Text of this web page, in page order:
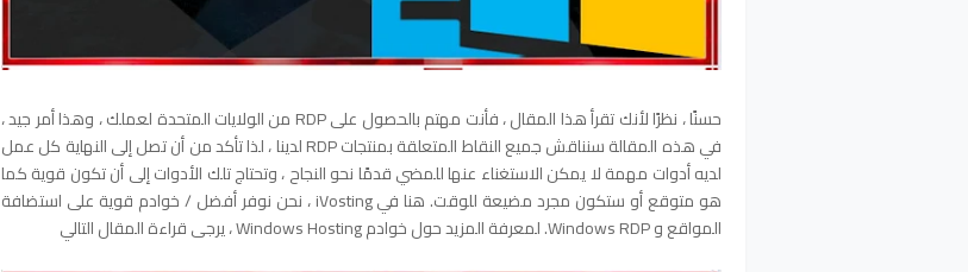
حسنًا ، نظرًا لأنك تقرأ هذا المقال ، فأنت مهتم بالحصول على RDP من الولايات المتحدة لعملك ، وهذا أمر جيد ،
في هذه المقالة سنناقش جميع النقاط المتعلقة بمنتجات RDP لدينا ، لذا تأكد من أن تصل إلى النهاية كل عمل
لديه أدوات مهمة لا يمكن الاستغناء عنها للمضي قدمًا نحو النجاح ، وتحتاج تلك الأدوات إلى أن تكون قوية كما
هو متوقع أو ستكون مجرد مضيعة للوقت. هنا في iVosting ، نحن نوفر أفضل / خوادم قوية على استضافة
المواقع و Windows RDP. لمعرفة المزيد حول خوادم Windows Hosting ، يرجى قراءة المقال التالي